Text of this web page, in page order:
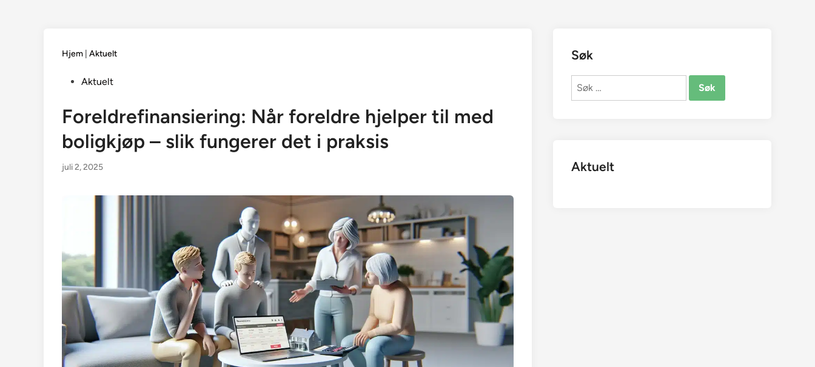
Hjem Aktuelt
PostedAktuelt
Foreldrefinansiering: Når foreldre hjelper til med
boligkjøp – slik fungerer det i praksis
juli 2, 2025
Søk
Søk
Aktuelt